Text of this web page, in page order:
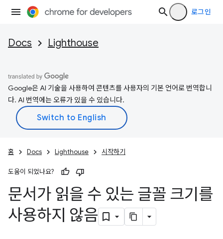
로그인
Docs Lighthouse
Google은 AI 기술을 사용하여 콘텐츠를 사용자의 기본 언어로 번역합니
다. AI 번역에는 오류가 있을 수 있습니다.
홈 Docs Lighthouse 시작하기
도움이 되었나요?
문서가 읽을 수 있는 글꼴 크기를
사용하지 않음